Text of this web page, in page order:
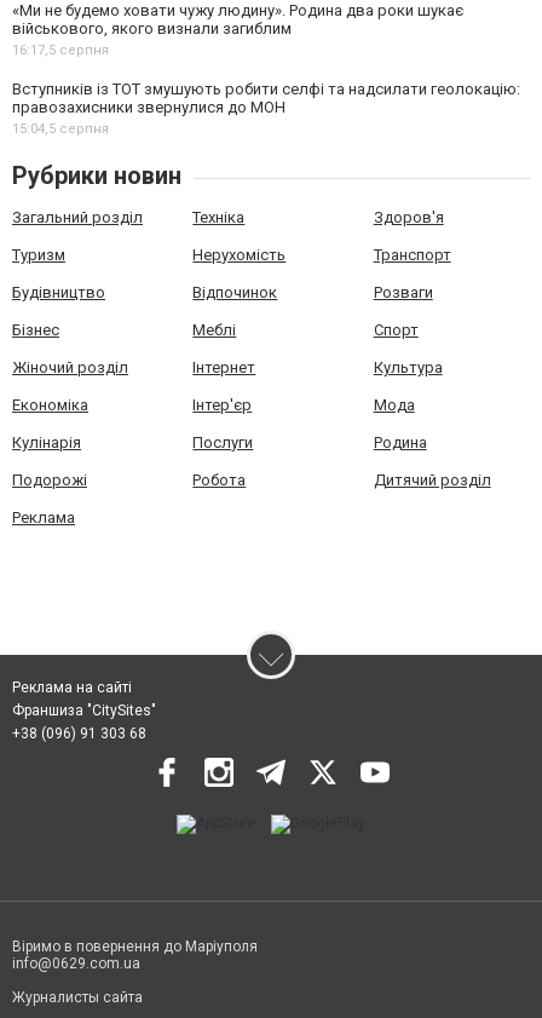
«Ми не будемо ховати чужу людину». Родина два роки шукає
військового, якого визнали загиблим
16:17,5 серпня
Вступників із ТОТ змушують робити селфі та надсилати геолокацію:
правозахисники звернулися до МОН
15:04,5 серпня
Рубрики новин
Загальний розділ Техніка Здоров'я
Туризм Нерухомість Транспорт
Будівництво Відпочинок Розваги
Бізнес Меблі Спорт
Жіночий розділ Інтернет Культура
Економіка Інтер'єр Мода
Кулінарія Послуги Родина
Подорожі Робота Дитячий розділ
Реклама
Реклама на сайті
Франшиза "CitySites"
+38 (096) 91 303 68
Віримо в повернення до Маріуполя
info@0629.com.ua
Журналисты сайта